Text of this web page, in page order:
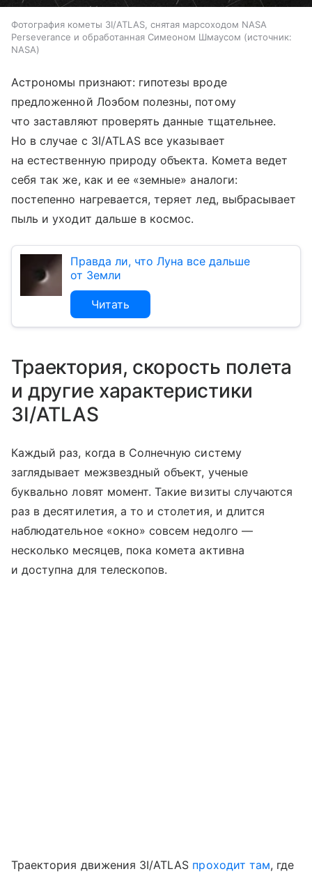
Фотография кометы 3I/ATLAS, снятая марсоходом NASA
Perseverance и обработанная Симеоном Шмаусом
источник:
NASA
Астрономы признают: гипотезы вроде
предложенной Лоэбом полезны, потому
что заставляют проверять данные тщательнее.
Но в случае с 3I/ATLAS все указывает
на естественную природу объекта. Комета ведет
себя так же, как и ее «земные» аналоги:
постепенно нагревается, теряет лед, выбрасывает
пыль и уходит дальше в космос.
Правда ли, что Луна все дальше
от Земли
Читать
Траектория, скорость полета
и другие характеристики
3I/ATLAS
Каждый раз, когда в Солнечную систему
заглядывает межзвездный объект, ученые
буквально ловят момент. Такие визиты случаются
раз в десятилетия, а то и столетия, и длится
наблюдательное «окно» совсем недолго —
несколько месяцев, пока комета активна
и доступна для телескопов.
Траектория движения 3I/ATLAS проходит там, где